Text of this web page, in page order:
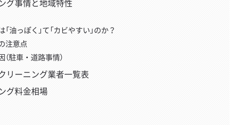
グ事情と地域特性
油っぽく」て「カビやすい」のか？
注意点
駐車・道路事情）
リーニング業者一覧表
グ料金相場